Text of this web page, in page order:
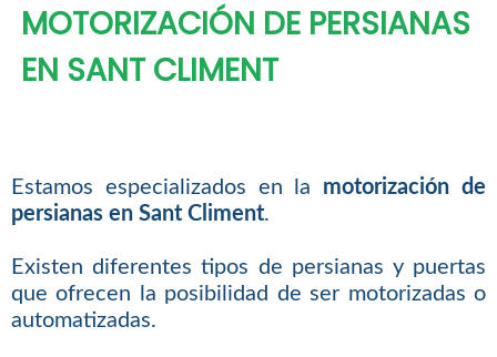
MOTORIZACIÓN DE PERSIANAS
EN SANT CLIMENT
Estamos especializados en la motorización de
persianas en Sant Climent.
Existen diferentes tipos de persianas y puertas
que ofrecen la posibilidad de ser motorizadas o
automatizadas.